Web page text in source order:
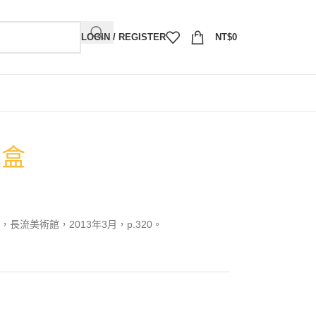
LOGIN / REGISTER NT$0
長流美術館，2013年3月，p.320。